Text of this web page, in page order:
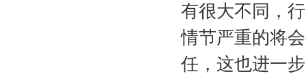
有很大不同，
情节严重的将
任，这也进一